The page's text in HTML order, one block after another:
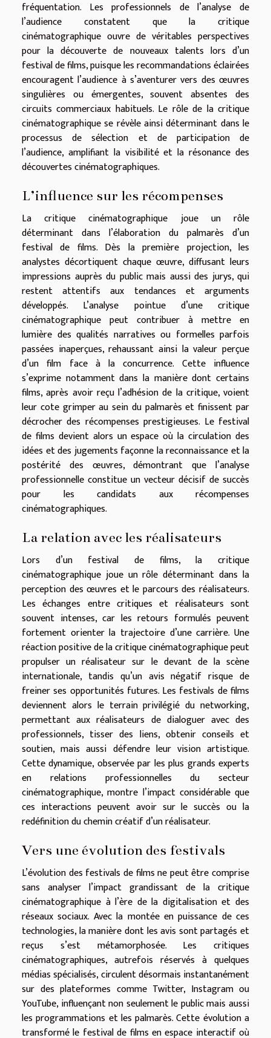
fréquentation. Les professionnels de l’analyse de
l’audience constatent que la critique
cinématographique ouvre de véritables perspectives
pour la découverte de nouveaux talents lors d’un
festival de films, puisque les recommandations éclairées
encouragent l’audience à s’aventurer vers des œuvres
singulières ou émergentes, souvent absentes des
circuits commerciaux habituels. Le rôle de la critique
cinématographique se révèle ainsi déterminant dans le
processus de sélection et de participation de
l’audience, amplifiant la visibilité et la résonance des
découvertes cinématographiques.
L’influence sur les récompenses
La critique cinématographique joue un rôle
déterminant dans l’élaboration du palmarès d’un
festival de films. Dès la première projection, les
analystes décortiquent chaque œuvre, diffusant leurs
impressions auprès du public mais aussi des jurys, qui
restent attentifs aux tendances et arguments
développés. L’analyse pointue d’une critique
cinématographique peut contribuer à mettre en
lumière des qualités narratives ou formelles parfois
passées inaperçues, rehaussant ainsi la valeur perçue
d’un film face à la concurrence. Cette influence
s’exprime notamment dans la manière dont certains
films, après avoir reçu l’adhésion de la critique, voient
leur cote grimper au sein du palmarès et finissent par
décrocher des récompenses prestigieuses. Le festival
de films devient alors un espace où la circulation des
idées et des jugements façonne la reconnaissance et la
postérité des œuvres, démontrant que l’analyse
professionnelle constitue un vecteur décisif de succès
pour les candidats aux récompenses
cinématographiques.
La relation avec les réalisateurs
Lors d’un festival de films, la critique
cinématographique joue un rôle déterminant dans la
perception des œuvres et le parcours des réalisateurs.
Les échanges entre critiques et réalisateurs sont
souvent intenses, car les retours formulés peuvent
fortement orienter la trajectoire d’une carrière. Une
réaction positive de la critique cinématographique peut
propulser un réalisateur sur le devant de la scène
internationale, tandis qu’un avis négatif risque de
freiner ses opportunités futures. Les festivals de films
deviennent alors le terrain privilégié du networking,
permettant aux réalisateurs de dialoguer avec des
professionnels, tisser des liens, obtenir conseils et
soutien, mais aussi défendre leur vision artistique.
Cette dynamique, observée par les plus grands experts
en relations professionnelles du secteur
cinématographique, montre l’impact considérable que
ces interactions peuvent avoir sur le succès ou la
redéfinition du chemin créatif d’un réalisateur.
Vers une évolution des festivals
L’évolution des festivals de films ne peut être comprise
sans analyser l’impact grandissant de la critique
cinématographique à l’ère de la digitalisation et des
réseaux sociaux. Avec la montée en puissance de ces
technologies, la manière dont les avis sont partagés et
reçus s’est métamorphosée. Les critiques
cinématographiques, autrefois réservés à quelques
médias spécialisés, circulent désormais instantanément
sur des plateformes comme Twitter, Instagram ou
YouTube, influençant non seulement le public mais aussi
les programmations et les palmarès. Cette évolution a
transformé le festival de films en espace interactif où